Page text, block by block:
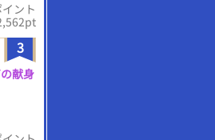
ント
3
献身